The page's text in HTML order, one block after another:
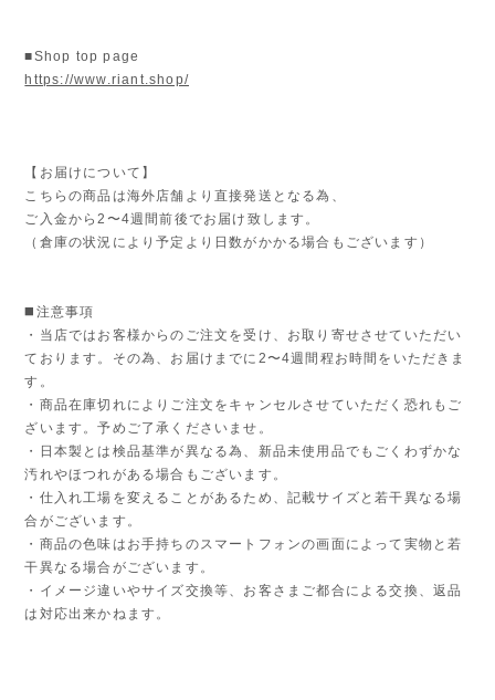
■Shop top page
https://www.riant.shop/
【お届けについて】
こちらの商品は海外店舗より直接発送となる為、
ご入金から2〜4週間前後でお届け致します。
（倉庫の状況により予定より日数がかかる場合もございます）
◼️注意事項
・当店ではお客様からのご注文を受け、お取り寄せさせていただい
ております。その為、お届けまでに2〜4週間程お時間をいただきま
す。
・商品在庫切れによりご注文をキャンセルさせていただく恐れもご
ざいます。予めご了承くださいませ。
・日本製とは検品基準が異なる為、新品未使用品でもごくわずかな
汚れやほつれがある場合もございます。
・仕入れ工場を変えることがあるため、記載サイズと若干異なる場
合がございます。
・商品の色味はお手持ちのスマートフォンの画面によって実物と若
干異なる場合がございます。
・イメージ違いやサイズ交換等、お客さまご都合による交換、返品
は対応出来かねます。